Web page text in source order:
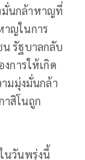
มั่นกล้าหาญที่
ญในการ
รัฐบาลกลับ
การให้เกิด
ามมุ่งมั่นกล้า
สิโนถูก
นวันพรุ่งนี้